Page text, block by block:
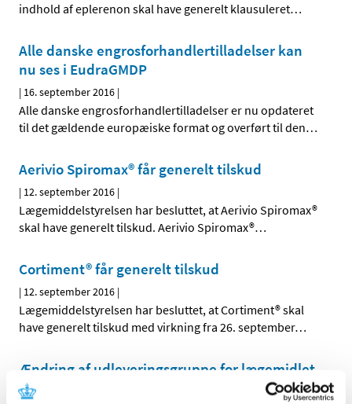
indhold af eplerenon skal have generelt klausuleret…
Alle danske engrosforhandlertilladelser kan
nu ses i EudraGMDP
| 16. september 2016 |
Alle danske engrosforhandlertilladelser er nu opdateret
til det gældende europæiske format og overført til den…
Aerivio Spiromax® får generelt tilskud
| 12. september 2016 |
Lægemiddelstyrelsen har besluttet, at Aerivio Spiromax®
skal have generelt tilskud. Aerivio Spiromax®…
Cortiment® får generelt tilskud
| 12. september 2016 |
Lægemiddelstyrelsen har besluttet, at Cortiment® skal
have generelt tilskud med virkning fra 26. september…
Ændring af udleveringsgruppe for lægemidlet
Onytec, medicinsk neglelak i